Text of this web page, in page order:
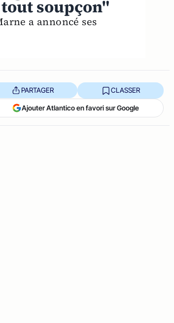
soupçon"
a annoncé ses
PARTAGER CLASSER
Ajouter Atlantico en favori sur Google